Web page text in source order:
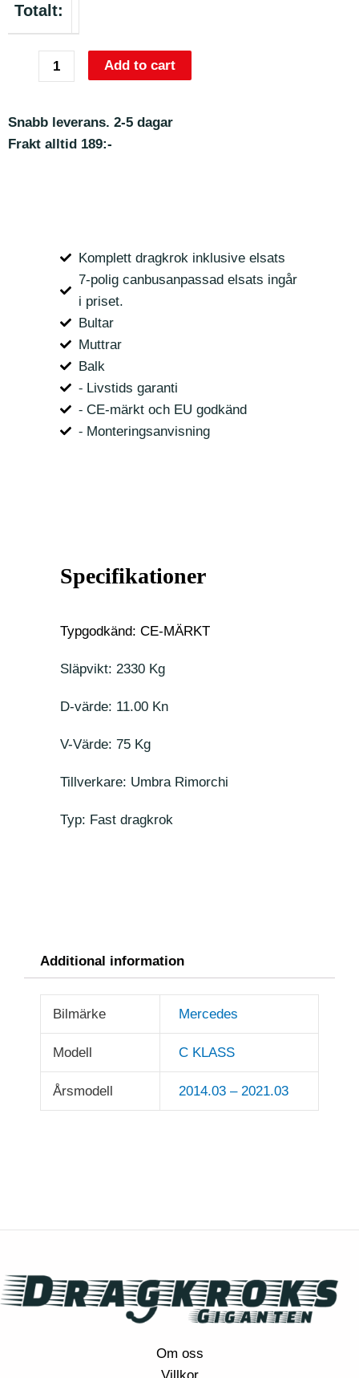
Totalt:
Add to cart
Snabb leverans. 2-5 dagar
Frakt alltid 189:-
Komplett dragkrok inklusive elsats
7-polig canbusanpassad elsats ingår
i priset.
Bultar
Muttrar
Balk
⁃ Livstids garanti
⁃ CE-märkt och EU godkänd
⁃ Monteringsanvisning
Specifikationer
Typgodkänd: CE-MÄRKT
Släpvikt: 2330 Kg
D-värde: 11.00 Kn
V-Värde: 75 Kg
Tillverkare: Umbra Rimorchi
Typ: Fast dragkrok
Additional information
Bilmärke Mercedes
Modell C KLASS
Årsmodell 2014.03 – 2021.03
Om oss